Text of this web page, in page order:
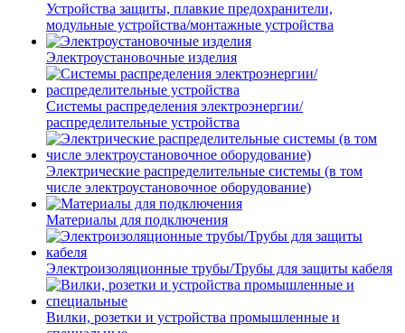
Устройства защиты, плавкие предохранители,
модульные устройства/монтажные устройства
Электроустановочные изделия
Системы распределения электроэнергии/
распределительные устройства
Электрические распределительные системы (в том
числе электроустановочное оборудование)
Материалы для подключения
Электроизоляционные трубы/Трубы для защиты кабеля
Вилки, розетки и устройства промышленные и